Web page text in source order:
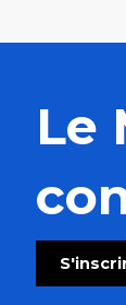
Le